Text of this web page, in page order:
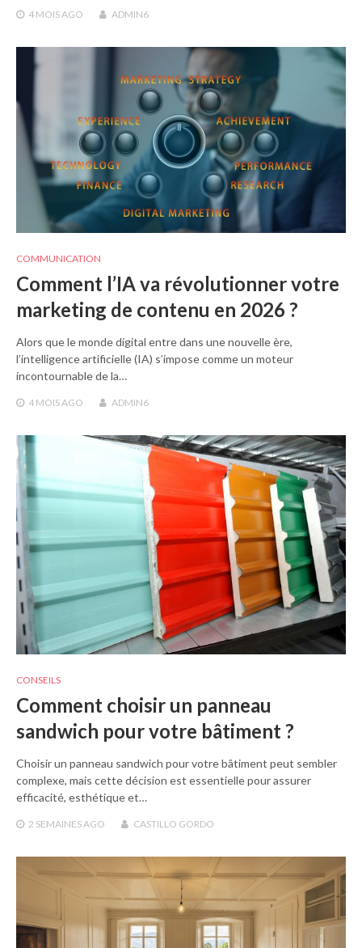
4 MOISAGO ADMIN6
COMMUNICATION
Comment l’IA va révolutionner votre
marketing de contenu en 2026 ?
Alors que le monde digital entre dans une nouvelle ère,
l’intelligence artificielle (IA) s’impose comme un moteur
incontournable de la…
4 MOISAGO ADMIN6
CONSEILS
Comment choisir un panneau
sandwich pour votre bâtiment ?
Choisir un panneau sandwich pour votre bâtiment peut sembler
complexe, mais cette décision est essentielle pour assurer
efficacité, esthétique et…
2 SEMAINESAGO CASTILLO GORDO